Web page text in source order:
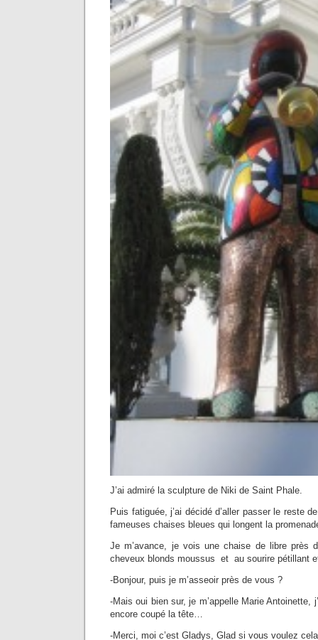
J’ai admiré la sculpture de Niki de Saint Phale.
Puis fatiguée, j’ai décidé d’aller passer le reste
fameuses chaises bleues qui longent la
Je m’avance, je vois une chaise de libre près
cheveux blonds moussus et au sourire pétillant
-Bonjour, puis je m’asseoir près de vous ?
-Mais oui bien sur, je m’appelle Marie Antoinette,
encore coupé la tête…
-Merci, moi c’est Gladys, Glad si vous voulez